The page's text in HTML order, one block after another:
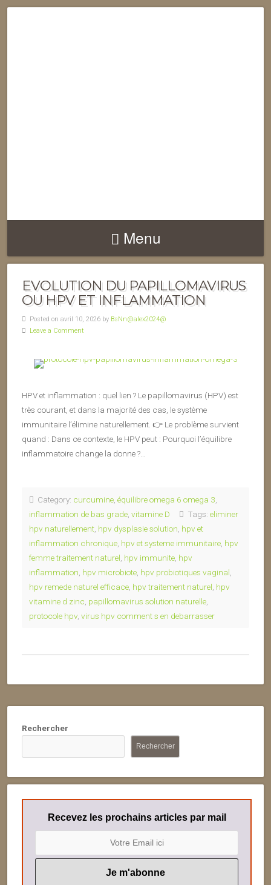
Menu
EVOLUTION DU PAPILLOMAVIRUS
OU HPV ET INFLAMMATION
Posted on avril 10, 2026 by BsNn@alex2024@
Leave a Comment
HPV et inflammation : quel lien ? Le papillomavirus (HPV) est
très courant, et dans la majorité des cas, le système
immunitaire l’élimine naturellement. 👉 Le problème survient
quand : Dans ce contexte, le HPV peut : Pourquoi l’équilibre
inflammatoire change la donne ?…
Category: curcumine équilibre omega 6 omega 3
inflammation de bas grade vitamine D Tags: eliminer
hpv naturellement hpv dysplasie solution hpv et
inflammation chronique hpv et systeme immunitaire hpv
femme traitement naturel hpv immunite hpv
inflammation hpv microbiote hpv probiotiques vaginal
hpv remede naturel efficace hpv traitement naturel hpv
vitamine d zinc papillomavirus solution naturelle
protocole hpv virus hpv comment s en debarrasser
Rechercher
Rechercher
Recevez les prochains articles par mail